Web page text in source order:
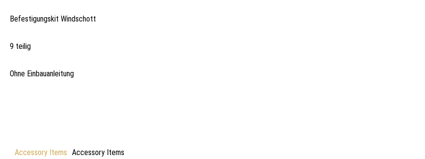
Befestigungskit Windschott
9 teilig
Ohne Einbauanleitung
Accessory Items Accessory Items